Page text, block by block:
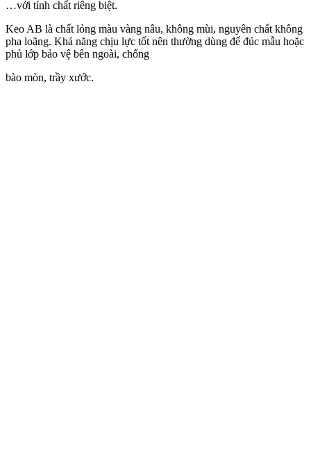
…với tính chất riêng biệt.
Keo AB là chất lỏng màu vàng nâu, không mùi, nguyên chất không
pha loãng. Khả năng chịu lực tốt nên thường dùng để đúc mẫu hoặc
phủ lớp bảo vệ bên ngoài, chống
bào mòn, trầy xước.